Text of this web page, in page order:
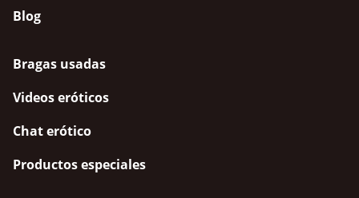
Blog
Bragas usadas
Videos eróticos
Chat erótico
Productos especiales